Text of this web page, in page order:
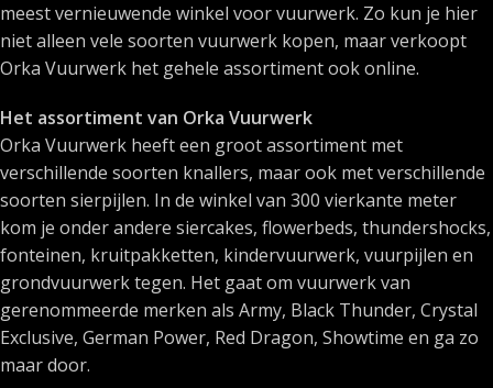
meest vernieuwende winkel voor vuurwerk. Zo kun je hier
niet alleen vele soorten vuurwerk kopen, maar verkoopt
Orka Vuurwerk het gehele assortiment ook online.
Het assortiment van Orka Vuurwerk
Orka Vuurwerk heeft een groot assortiment met
verschillende soorten knallers, maar ook met verschillende
soorten sierpijlen. In de winkel van 300 vierkante meter
kom je onder andere siercakes, flowerbeds, thundershocks,
fonteinen, kruitpakketten, kindervuurwerk, vuurpijlen en
grondvuurwerk tegen. Het gaat om vuurwerk van
gerenommeerde merken als Army, Black Thunder, Crystal
Exclusive, German Power, Red Dragon, Showtime en ga zo
maar door.